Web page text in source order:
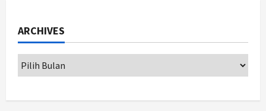
Mulai Rp75 Ribu untuk Sekolah
Rakyat
ARCHIVES